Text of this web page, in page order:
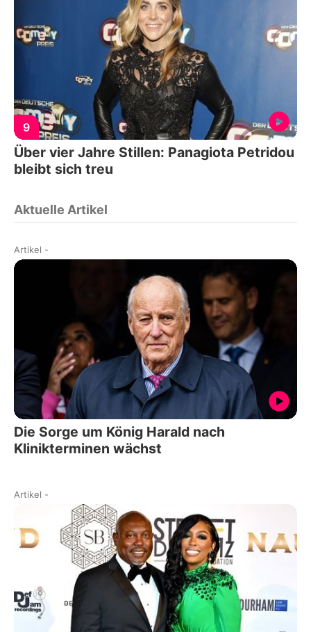
9
Über vier Jahre Stillen: Panagiota Petridou
bleibt sich treu
Aktuelle Artikel
Artikel -
Die Sorge um König Harald nach
Klinikterminen wächst
Artikel -